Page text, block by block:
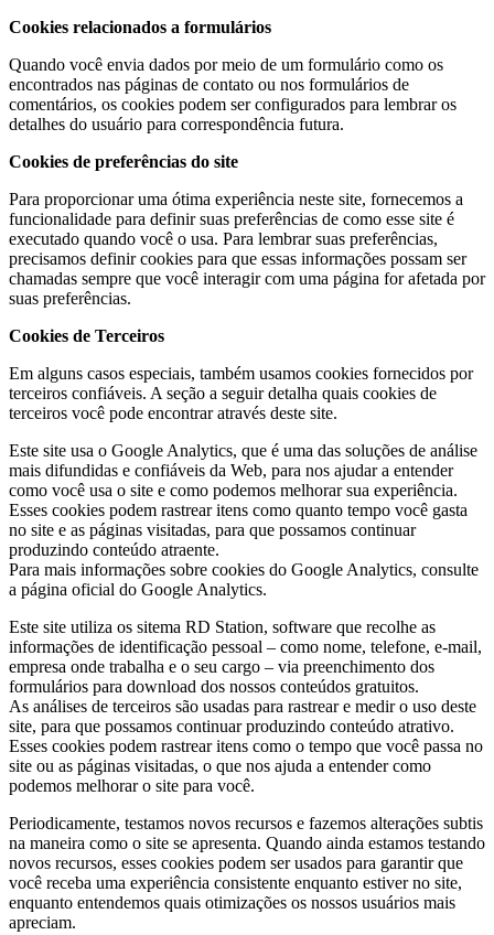
Cookies relacionados a formulários
Quando você envia dados por meio de um formulário como os
encontrados nas páginas de contato ou nos formulários de
comentários, os cookies podem ser configurados para lembrar os
detalhes do usuário para correspondência futura.
Cookies de preferências do site
Para proporcionar uma ótima experiência neste site, fornecemos a
funcionalidade para definir suas preferências de como esse site é
executado quando você o usa. Para lembrar suas preferências,
precisamos definir cookies para que essas informações possam ser
chamadas sempre que você interagir com uma página for afetada por
suas preferências.
Cookies de Terceiros
Em alguns casos especiais, também usamos cookies fornecidos por
terceiros confiáveis. A seção a seguir detalha quais cookies de
terceiros você pode encontrar através deste site.
Este site usa o Google Analytics, que é uma das soluções de análise
mais difundidas e confiáveis ​​da Web, para nos ajudar a entender
como você usa o site e como podemos melhorar sua experiência.
Esses cookies podem rastrear itens como quanto tempo você gasta
no site e as páginas visitadas, para que possamos continuar
produzindo conteúdo atraente.
Para mais informações sobre cookies do Google Analytics, consulte
a página oficial do Google Analytics.
Este site utiliza os sitema RD Station, software que recolhe as
informações de identificação pessoal – como nome, telefone, e-mail,
empresa onde trabalha e o seu cargo – via preenchimento dos
formulários para download dos nossos conteúdos gratuitos.
As análises de terceiros são usadas para rastrear e medir o uso deste
site, para que possamos continuar produzindo conteúdo atrativo.
Esses cookies podem rastrear itens como o tempo que você passa no
site ou as páginas visitadas, o que nos ajuda a entender como
podemos melhorar o site para você.
Periodicamente, testamos novos recursos e fazemos alterações subtis
na maneira como o site se apresenta. Quando ainda estamos testando
novos recursos, esses cookies podem ser usados ​​para garantir que
você receba uma experiência consistente enquanto estiver no site,
enquanto entendemos quais otimizações os nossos usuários mais
apreciam.